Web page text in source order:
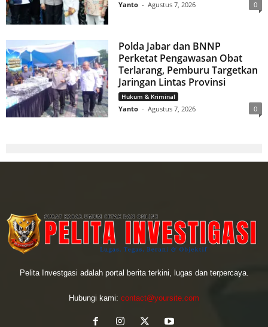
Yanto - Agustus 7, 2026 0
Polda Jabar dan BNNP
Perketat Pengawasan Obat
Terlarang, Pemburu Targetkan
Jaringan Lintas Provinsi
Hukum & Kriminal
Yanto - Agustus 7, 2026 0
Pelita Investgasi adalah portal berita terkini, lugas dan terpercaya.
Hubungi kami: contact@yoursite.com